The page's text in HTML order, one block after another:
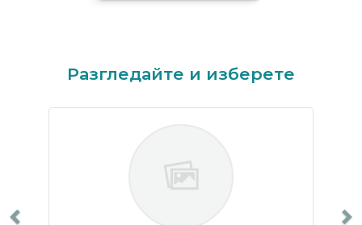
Разгледайте и изберете